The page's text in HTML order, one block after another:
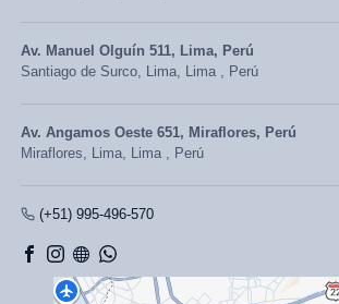
Av. Manuel Olguín 511, Lima, Perú
Santiago de Surco, Lima, Lima , Perú
Av. Angamos Oeste 651, Miraflores, Perú
Miraflores, Lima, Lima , Perú
(+51) 995-496-570